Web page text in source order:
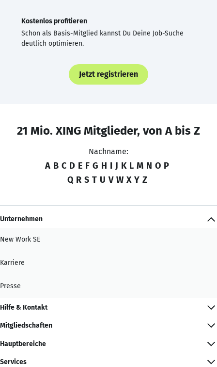
Kostenlos profitieren
Schon als Basis-Mitglied kannst Du Deine Job-Suche
deutlich optimieren.
Jetzt registrieren
21 Mio. XING Mitglieder, von A bis Z
Nachname:
A B C D E F G H I J K L M N O P
Q R S T U V W X Y Z
Unternehmen
New Work SE
Karriere
Presse
Hilfe & Kontakt
Mitgliedschaften
Hauptbereiche
Services